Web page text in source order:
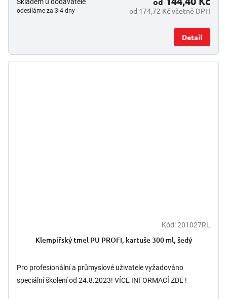
odesíláme za 3-4 dny od 174,72 Kč včetně DPH
Detail
Kód:201027RL
Klempířský tmel PU PROFI, kartuše 300 ml, šedý
Pro profesionální a průmyslové uživatele vyžadováno
speciální školení od 24.8.2023! VÍCE INFORMACÍ ZDE !